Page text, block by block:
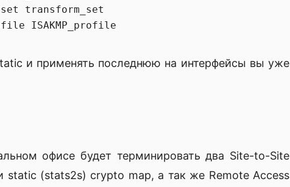
transform_set
и применять последнюю на интерфейсы вы уже
офисе будет терминировать два Site-to-Site
(stats2s) crypto map, а так же Remote Access